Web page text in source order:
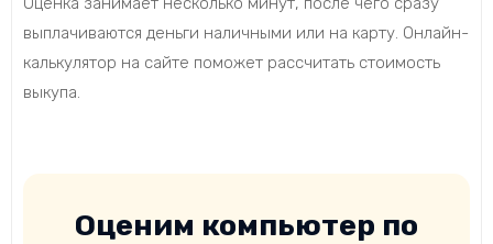
выплачиваются деньги наличными или на карту. Онлайн-
калькулятор на сайте поможет рассчитать стоимость
выкупа.
Оценим компьютер по